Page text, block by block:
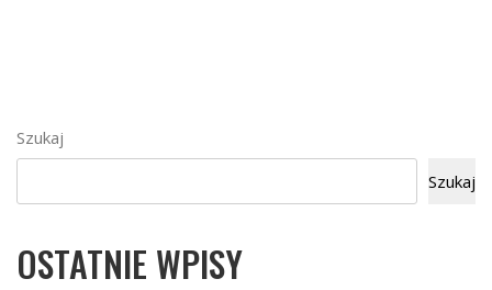
Szukaj
Szukaj
OSTATNIE WPISY